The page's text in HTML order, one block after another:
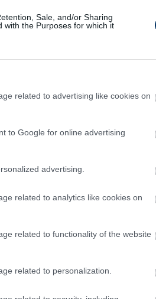
Sale, and/or Sharing
with the Purposes for which it
related to advertising like cookies on
to Google for online advertising
advertising.
related to analytics like cookies on
related to functionality of the website
related to personalization.
csúcson a
A profi klubok
- akik nem ebből a
- tíz. Az NB I-es
1,1 milliárd.
tehát számokat nem